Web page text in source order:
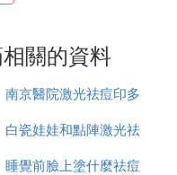
清潔，這樣對於毒素
一次中午洗臉，減少
關的資料
南京醫院激光祛痘印多
少錢
白瓷娃娃和點陣激光祛
痘印哪個好
睡覺前臉上塗什麼祛痘